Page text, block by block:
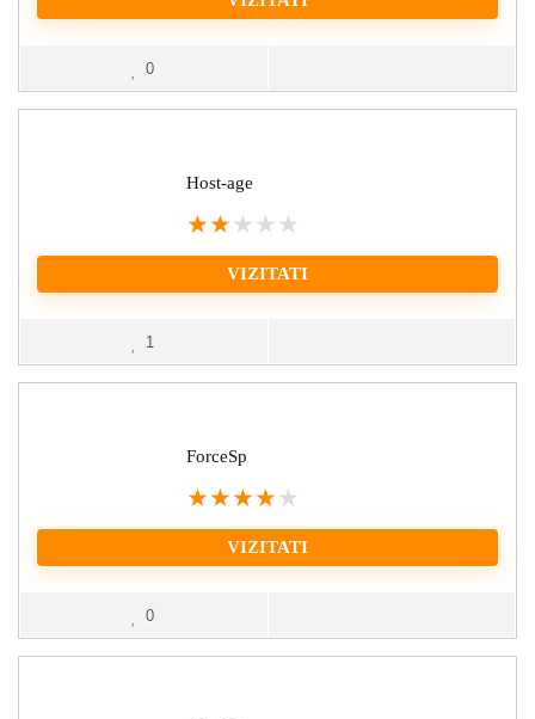
0
Host-age
★★ ★ ★ ★
VIZITATI
1
ForceSp
★★★★ ★
VIZITATI
0